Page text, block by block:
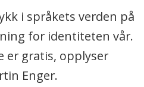
i språkets verden på
for identiteten vår.
er gratis, opplyser
Enger.